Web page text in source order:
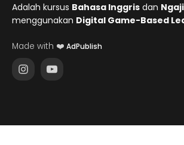
Adalah kursus Bahasa Inggris dan
menggunakan Digital Game-Based
Made with ❤️ AdPublish